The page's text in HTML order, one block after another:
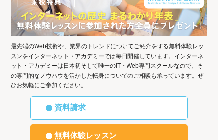
最先端のWeb技術や、業界のトレンドについてご紹介をする無料体験レッ
スンをインターネット・アカデミーでは毎日開催しています。インターネ
ット・アカデミーは日本初そして唯一のIT・Web専門スクールなので、そ
の専門的なノウハウを活かした転身についてのご相談も承っています。ぜ
ひお気軽にご参加ください。
資料請求
無料体験レッスン